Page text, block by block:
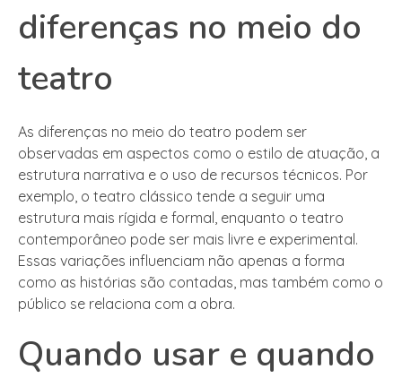
diferenças no meio do
teatro
As diferenças no meio do teatro podem ser
observadas em aspectos como o estilo de atuação, a
estrutura narrativa e o uso de recursos técnicos. Por
exemplo, o teatro clássico tende a seguir uma
estrutura mais rígida e formal, enquanto o teatro
contemporâneo pode ser mais livre e experimental.
Essas variações influenciam não apenas a forma
como as histórias são contadas, mas também como o
público se relaciona com a obra.
Quando usar e quando